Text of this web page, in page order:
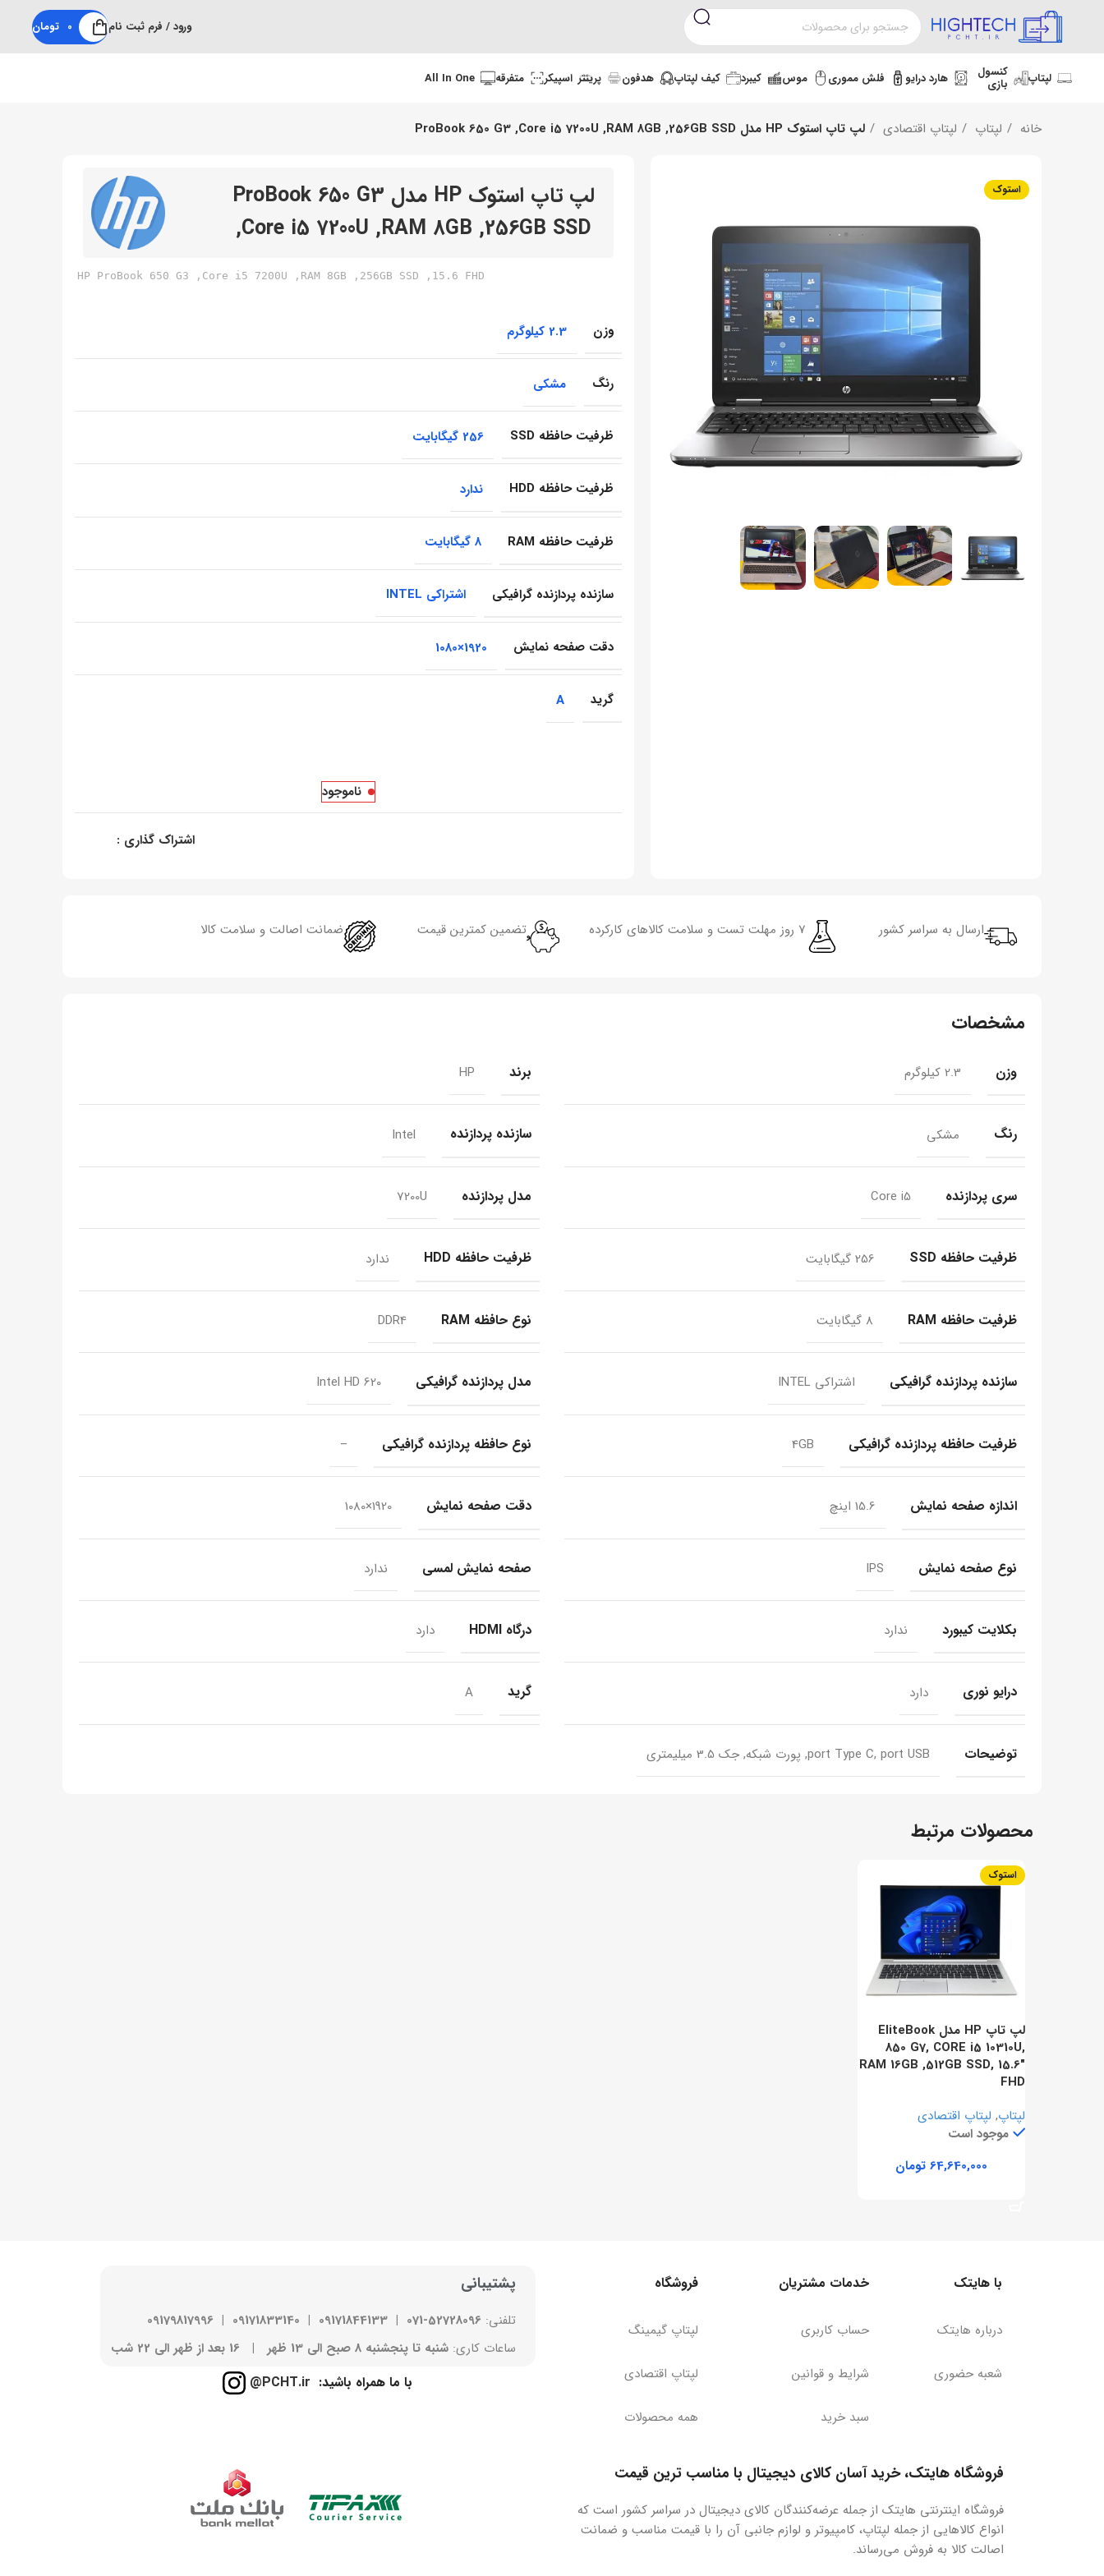
ورود / فرم ثبت نام 0 تومان
لپتاپ کنسول
بازی هارد درایو فلش مموری موس کیبرد کیف لپتاپ هدفون پرینتر اسپیکر متفرقه All In One
خانه لپتاپ لپتاپ اقتصادی لپ تاپ استوک HP مدل ProBook 650 G3 ,Core i5 7200U ,RAM 8GB ,256GB SSD
استوک
لپ تاپ استوک HP مدل ProBook 650 G3
,Core i5 7200U ,RAM 8GB ,256GB SSD
HP ProBook 650 G3 ,Core i5 7200U ,RAM 8GB ,256GB SSD ,15.6 FHD
وزن 2.3 کیلوگرم
رنگ مشکی
ظرفیت حافظه SSD 256 گیگابایت
ظرفیت حافظه HDD ندارد
ظرفیت حافظه RAM 8 گیگابایت
سازنده پردازنده گرافیکی اشتراکی INTEL
دقت صفحه نمایش 1920×1080
گرید A
ناموجود
اشتراک گذاری :
ارسال به سراسر کشور 7 روز مهلت تست و سلامت کالا‌های کار‌کرده تضمین کمترین قیمت ضمانت اصالت و سلامت کالا
مشخصات
وزن 2.3 کیلوگرم برند HP
رنگ مشکی سازنده پردازنده Intel
سری پردازنده Core i5 مدل پردازنده 7200U
ظرفیت حافظه SSD 256 گیگابایت ظرفیت حافظه HDD ندارد
ظرفیت حافظه RAM 8 گیگابایت نوع حافظه RAM DDR4
سازنده پردازنده گرافیکی اشتراکی INTEL مدل پردازنده گرافیکی Intel HD 620
ظرفیت حافظه پردازنده گرافیکی 4GB نوع حافظه پردازنده گرافیکی –
اندازه صفحه نمایش 15.6 اینچ دقت صفحه نمایش 1920×1080
نوع صفحه نمایش IPS صفحه نمایش لمسی ندارد
بکلایت کیبورد ندارد درگاه HDMI دارد
درایو نوری دارد گرید A
توضیحات port Type C, port USB, پورت شبکه, جک 3.5 میلیمتری
محصولات مرتبط
استوک
لپ تاپ HP مدل EliteBook
850 G7, CORE i5 10310U,
RAM 16GB ,512GB SSD, 15.6″
FHD
لپتاپ, لپتاپ اقتصادی
موجود است
تومان
با هایتک خدمات مشتریان فروشگاه
درباره هایتک حساب کاربری لپتاپ گیمینگ
شعبه حضوری شرایط و قوانین لپتاپ اقتصادی
سبد خرید همه محصولات
با ما همراه باشید: PCHT.ir@
پشتیبانی
تلفنی: 52728096-071
|
09171844133
|
09171833140
|
09179817996
ساعات کاری: شنبه تا پنجشنبه 8 صبح الی 13 ظهر | 16 بعد از ظهر الی 22 شب
فروشگاه هایتک، خرید آسان کالای دیجیتال با مناسب ترین قیمت
فروشگاه اینترنتی هایتک از جمله عرضه‌کنندگان کالای دیجیتال در سراسر کشور است که
انواع کالاهایی از جمله لپتاپ، کامپیوتر و لوازم جانبی آن را با قیمت مناسب و ضمانت
اصالت کالا به فروش می‌رساند.